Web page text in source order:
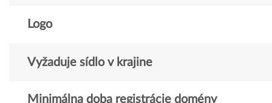
Logo
Vyžaduje sídlo v krajine
Minimálna doba registrácie domény